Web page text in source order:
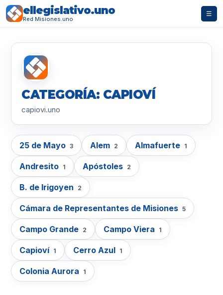
ellegislativo.uno
Red Misiones.uno
☰
CATEGORÍA: CAPIOVÍ
capiovi.uno
25 de Mayo 3 Alem 2 Almafuerte 1
Andresito 1 Apóstoles 2
B. de Irigoyen 2
Cámara de Representantes de Misiones 5
Campo Grande 2 Campo Viera 1
Capioví 1 Cerro Azul 1
Colonia Aurora 1